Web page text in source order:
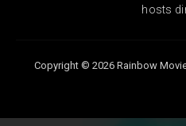
hosts
Copyright © 2026 Rainbow